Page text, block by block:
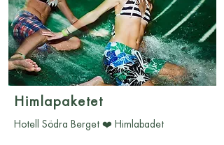
Himlapaketet
Hotell Södra Berget ❤️ Himlabadet